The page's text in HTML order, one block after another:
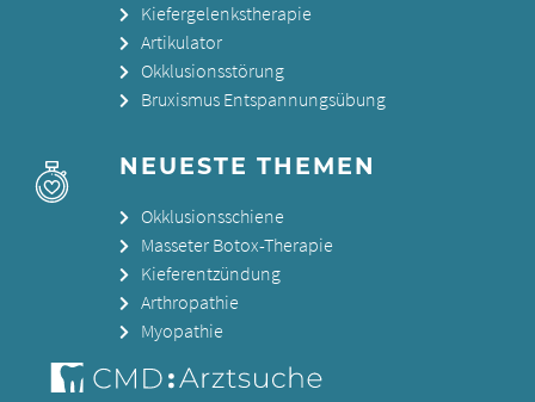
Kiefergelenkstherapie
Artikulator
Okklusionsstörung
Bruxismus Entspannungsübung
NEUESTE THEMEN
Okklusionsschiene
Masseter Botox-Therapie
Kieferentzündung
Arthropathie
Myopathie